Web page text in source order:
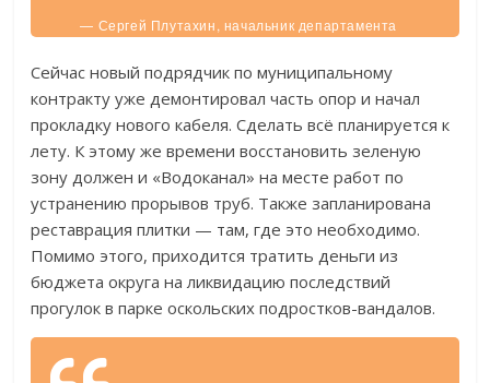
— Сергей Плутахин, начальник департамента
ЖКХ администрации Старого Оскола.
Сейчас новый подрядчик по муниципальному
контракту уже демонтировал часть опор и начал
прокладку нового кабеля. Cделать всё планируется к
лету. К этому же времени восстановить зеленую
зону должен и «Водоканал» на месте работ по
устранению прорывов труб. Также запланирована
реставрация плитки — там, где это необходимо.
Помимо этого, приходится тратить деньги из
бюджета округа на ликвидацию последствий
прогулок в парке оскольских подростков-вандалов.